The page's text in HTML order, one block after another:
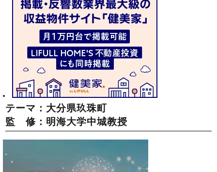
テーマ：大分県玖珠町
監 修：明海大学中城教授